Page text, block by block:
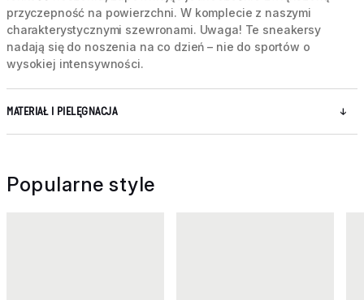
przyczepność na powierzchni. W komplecie z naszymi
charakterystycznymi szewronami. Uwaga! Te sneakersy
nadają się do noszenia na co dzień – nie do sportów o
wysokiej intensywności.
MATERIAŁ I PIELĘGNACJA
Popularne style